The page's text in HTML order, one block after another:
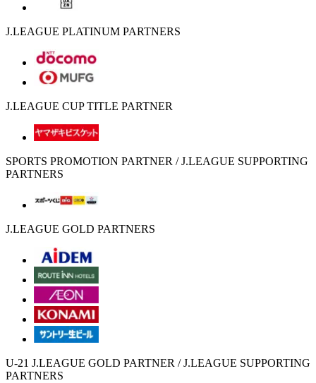
J.LEAGUE PLATINUM PARTNERS
J.LEAGUE CUP TITLE PARTNER
SPORTS PROMOTION PARTNER / J.LEAGUE SUPPORTING
PARTNERS
J.LEAGUE GOLD PARTNERS
U-21 J.LEAGUE GOLD PARTNER / J.LEAGUE SUPPORTING
PARTNERS